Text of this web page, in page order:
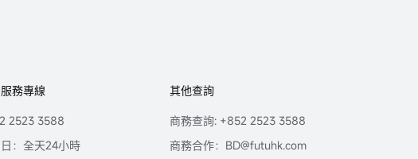
務專線
2523 3588
：全天24小時
其他查詢
商務查詢: +852 2523 3588
商務合作：BD@futuhk.com